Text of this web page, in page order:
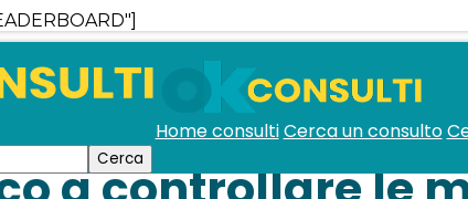
Home consultiCerca un consulto